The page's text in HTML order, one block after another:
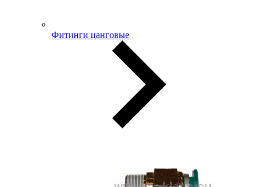
Фитинги цанговые